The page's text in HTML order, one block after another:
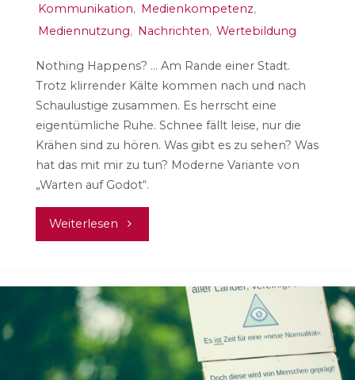
Kommunikation, Medienkompetenz,
Mediennutzung, Nachrichten, Wertebildung
Nothing Happens? … Am Rande einer Stadt.
Trotz klirrender Kälte kommen nach und nach
Schaulustige zusammen. Es herrscht eine
eigentümliche Ruhe. Schnee fällt leise, nur die
Krähen sind zu hören. Was gibt es zu sehen? Was
hat das mit mir zu tun? Moderne Variante von
„Warten auf Godot“.
Weiterlesen "Nothing